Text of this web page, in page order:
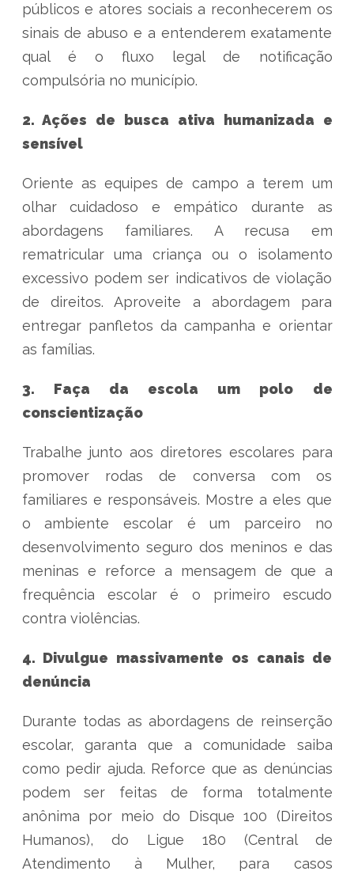
públicos e atores sociais a reconhecerem os
sinais de abuso e a entenderem exatamente
qual é o fluxo legal de notificação
compulsória no município.
2. Ações de busca ativa humanizada e
sensível
Oriente as equipes de campo a terem um
olhar cuidadoso e empático durante as
abordagens familiares. A recusa em
rematricular uma criança ou o isolamento
excessivo podem ser indicativos de violação
de direitos. Aproveite a abordagem para
entregar panfletos da campanha e orientar
as famílias.
3. Faça da escola um polo de
conscientização
Trabalhe junto aos diretores escolares para
promover rodas de conversa com os
familiares e responsáveis. Mostre a eles que
o ambiente escolar é um parceiro no
desenvolvimento seguro dos meninos e das
meninas e reforce a mensagem de que a
frequência escolar é o primeiro escudo
contra violências.
4. Divulgue massivamente os canais de
denúncia
Durante todas as abordagens de reinserção
escolar, garanta que a comunidade saiba
como pedir ajuda. Reforce que as denúncias
podem ser feitas de forma totalmente
anônima por meio do Disque 100 (Direitos
Humanos), do Ligue 180 (Central de
Atendimento à Mulher, para casos